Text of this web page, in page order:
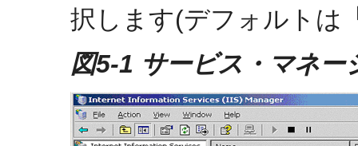
択します(デフォルトは
図5-1 サービス・マネー